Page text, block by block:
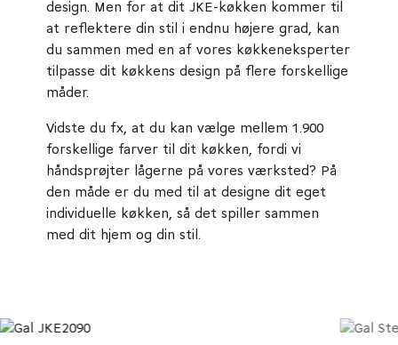
design. Men for at dit JKE-køkken kommer til
at reflektere din stil i endnu højere grad, kan
du sammen med en af vores køkkeneksperter
tilpasse dit køkkens design på flere forskellige
måder.
Vidste du fx, at du kan vælge mellem 1.900
forskellige farver til dit køkken, fordi vi
håndsprøjter lågerne på vores værksted? På
den måde er du med til at designe dit eget
individuelle køkken, så det spiller sammen
med dit hjem og din stil.